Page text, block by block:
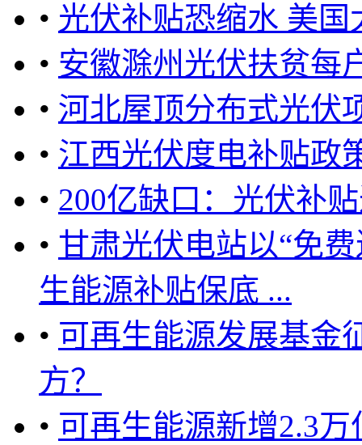
• 光伏补贴恐缩水 美
• 安徽滁州光伏扶贫每
• 河北屋顶分布式光伏
• 江西光伏度电补贴政
• 200亿缺口：光伏补
• 甘肃光伏电站以“免
生能源补贴保底 ...
• 可再生能源发展基金
方？
• 可再生能源新增2.3